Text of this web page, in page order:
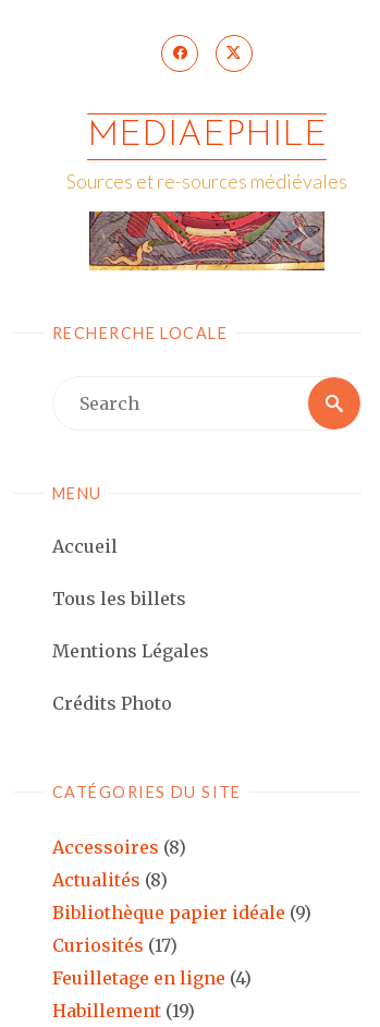
MEDIAEPHILE
Sources et re-sources médiévales
RECHERCHE LOCALE
for:
Search
MENU
Accueil
Tous les billets
Mentions Légales
Crédits Photo
CATÉGORIES DU SITE
Accessoires (8)
Actualités (8)
Bibliothèque papier idéale (9)
Curiosités (17)
Feuilletage en ligne (4)
Habillement (19)